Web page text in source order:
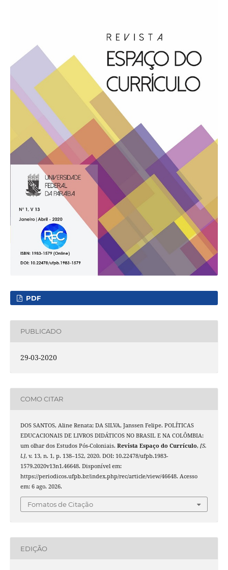
PDF
PUBLICADO
29-03-2020
COMO CITAR
DOS SANTOS, Aline Renata; DA SILVA, Janssen Felipe. POLÍTICAS
EDUCACIONAIS DE LIVROS DIDÁTICOS NO BRASIL E NA COLÔMBIA:
um olhar dos Estudos Pós-Coloniais. Revista Espaço do Currículo, [S.
l.], v. 13, n. 1, p. 138–152, 2020. DOI: 10.22478/ufpb.1983-
1579.2020v13n1.46648. Disponível em:
https://periodicos.ufpb.br/index.php/rec/article/view/46648. Acesso
em: 6 ago. 2026.
Fomatos de Citação
EDIÇÃO